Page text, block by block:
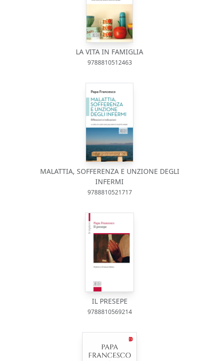
LA VITA IN FAMIGLIA
9788810512463
MALATTIA, SOFFERENZA E UNZIONE DEGLI
INFERMI
9788810521717
IL PRESEPE
9788810569214